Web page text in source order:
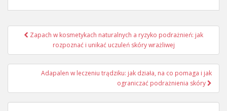
Nawigacja
Zapach w kosmetykach naturalnych a ryzyko podrażnień: jak
rozpoznać i unikać uczuleń skóry wrażliwej
Adapalen w leczeniu trądziku: jak działa, na co pomaga i jak
ograniczać podrażnienia skóry